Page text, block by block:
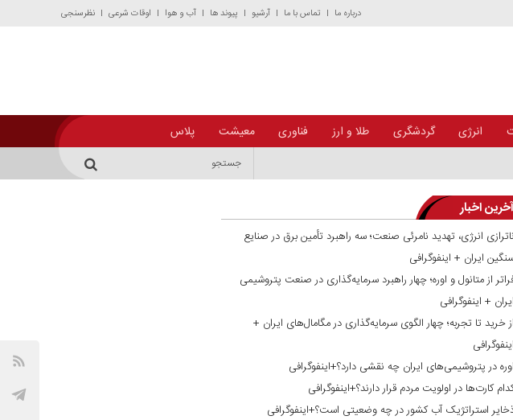
درباره ما تماس با ما آرشیو پیوند ها آب و هوا اوقات شرعی نظرسنجی
انرژی گردشگری طلا و ارز فناوری معیشت پلاس
آخرین اخبار
ناترازی انرژی، تهدید نامرئی صنعت؛ سه راهبرد تأمین برق در صنایع
ایران + اینفوگرافی
از متانول و اوره؛ چهار راهبرد سرمایه‌گذاری در صنعت پتروشیمی
ایران + اینفوگرافی
از خرید تا تجربه؛ چهار الگوی سرمایه‌گذاری در مگامال‌های ایران +
اینفوگرافی
اوره در پتروشیمی‌های ایران چه نقشی دارد؟+اینفوگرافی
کارت‌ها در اولویت مردم قرار دارند؟+اینفوگرافی
استراتژیک آب کشور در چه وضعیتی است؟+اینفوگرافی